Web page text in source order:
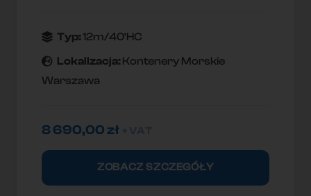
Typ:12m/40'HC
Lokallzacja: Kontenery Morskie
Warszawa
8 690,00zł
ZOBACZ SZCZEGÓŁY